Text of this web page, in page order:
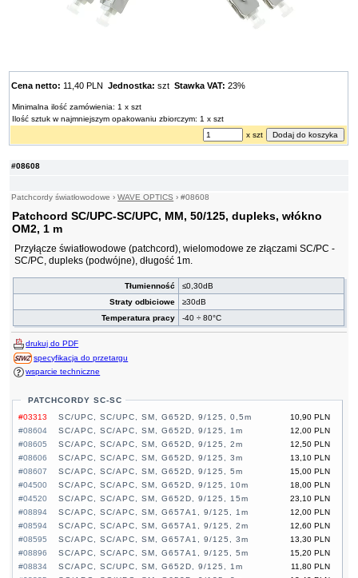
#08608
Patchcordy światłowodowe ›WAVE OPTICS ›#08608
Patchcord SC/UPC-SC/UPC, MM, 50/125, dupleks, włókno
OM2, 1 m
Przyłącze światłowodowe (patchcord), wielomodowe ze złączami SC/PC -
SC/PC, dupleks (podwójne), długość 1m.
Tłumienność
≤0,30dB
Straty odbiciowe
≥30dB
Temperatura pracy
-40 ÷ 80°C
drukuj do PDF
specyfikacja do przetargu
wsparcie techniczne
PATCHCORDY SC-SC
#03313
10,90 PLN
SC/UPC, SC/UPC, SM, G652D, 9/125, 0,5m
#08604
12,00 PLN
SC/APC, SC/APC, SM, G652D, 9/125, 1m
#08605
12,50 PLN
SC/APC, SC/APC, SM, G652D, 9/125, 2m
#08606
13,10 PLN
SC/APC, SC/APC, SM, G652D, 9/125, 3m
#08607
15,00 PLN
SC/APC, SC/APC, SM, G652D, 9/125, 5m
#04500
18,00 PLN
SC/APC, SC/APC, SM, G652D, 9/125, 10m
#04520
23,10 PLN
SC/APC, SC/APC, SM, G652D, 9/125, 15m
#08894
12,00 PLN
SC/APC, SC/APC, SM, G657A1, 9/125, 1m
#08594
12,60 PLN
SC/APC, SC/APC, SM, G657A1, 9/125, 2m
#08595
13,30 PLN
SC/APC, SC/APC, SM, G657A1, 9/125, 3m
#08896
15,20 PLN
SC/APC, SC/APC, SM, G657A1, 9/125, 5m
#08834
11,80 PLN
SC/APC, SC/UPC, SM, G652D, 9/125, 1m
Cena netto: 11,40 PLNJednostka: sztStawka VAT: 23%
Minimalna ilość zamówienia: 1 x szt
Ilość sztuk w najmniejszym opakowaniu zbiorczym: 1 x szt
x szt